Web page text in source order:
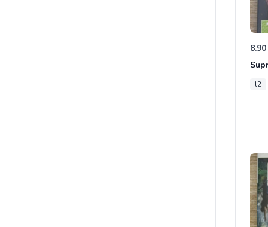
l2